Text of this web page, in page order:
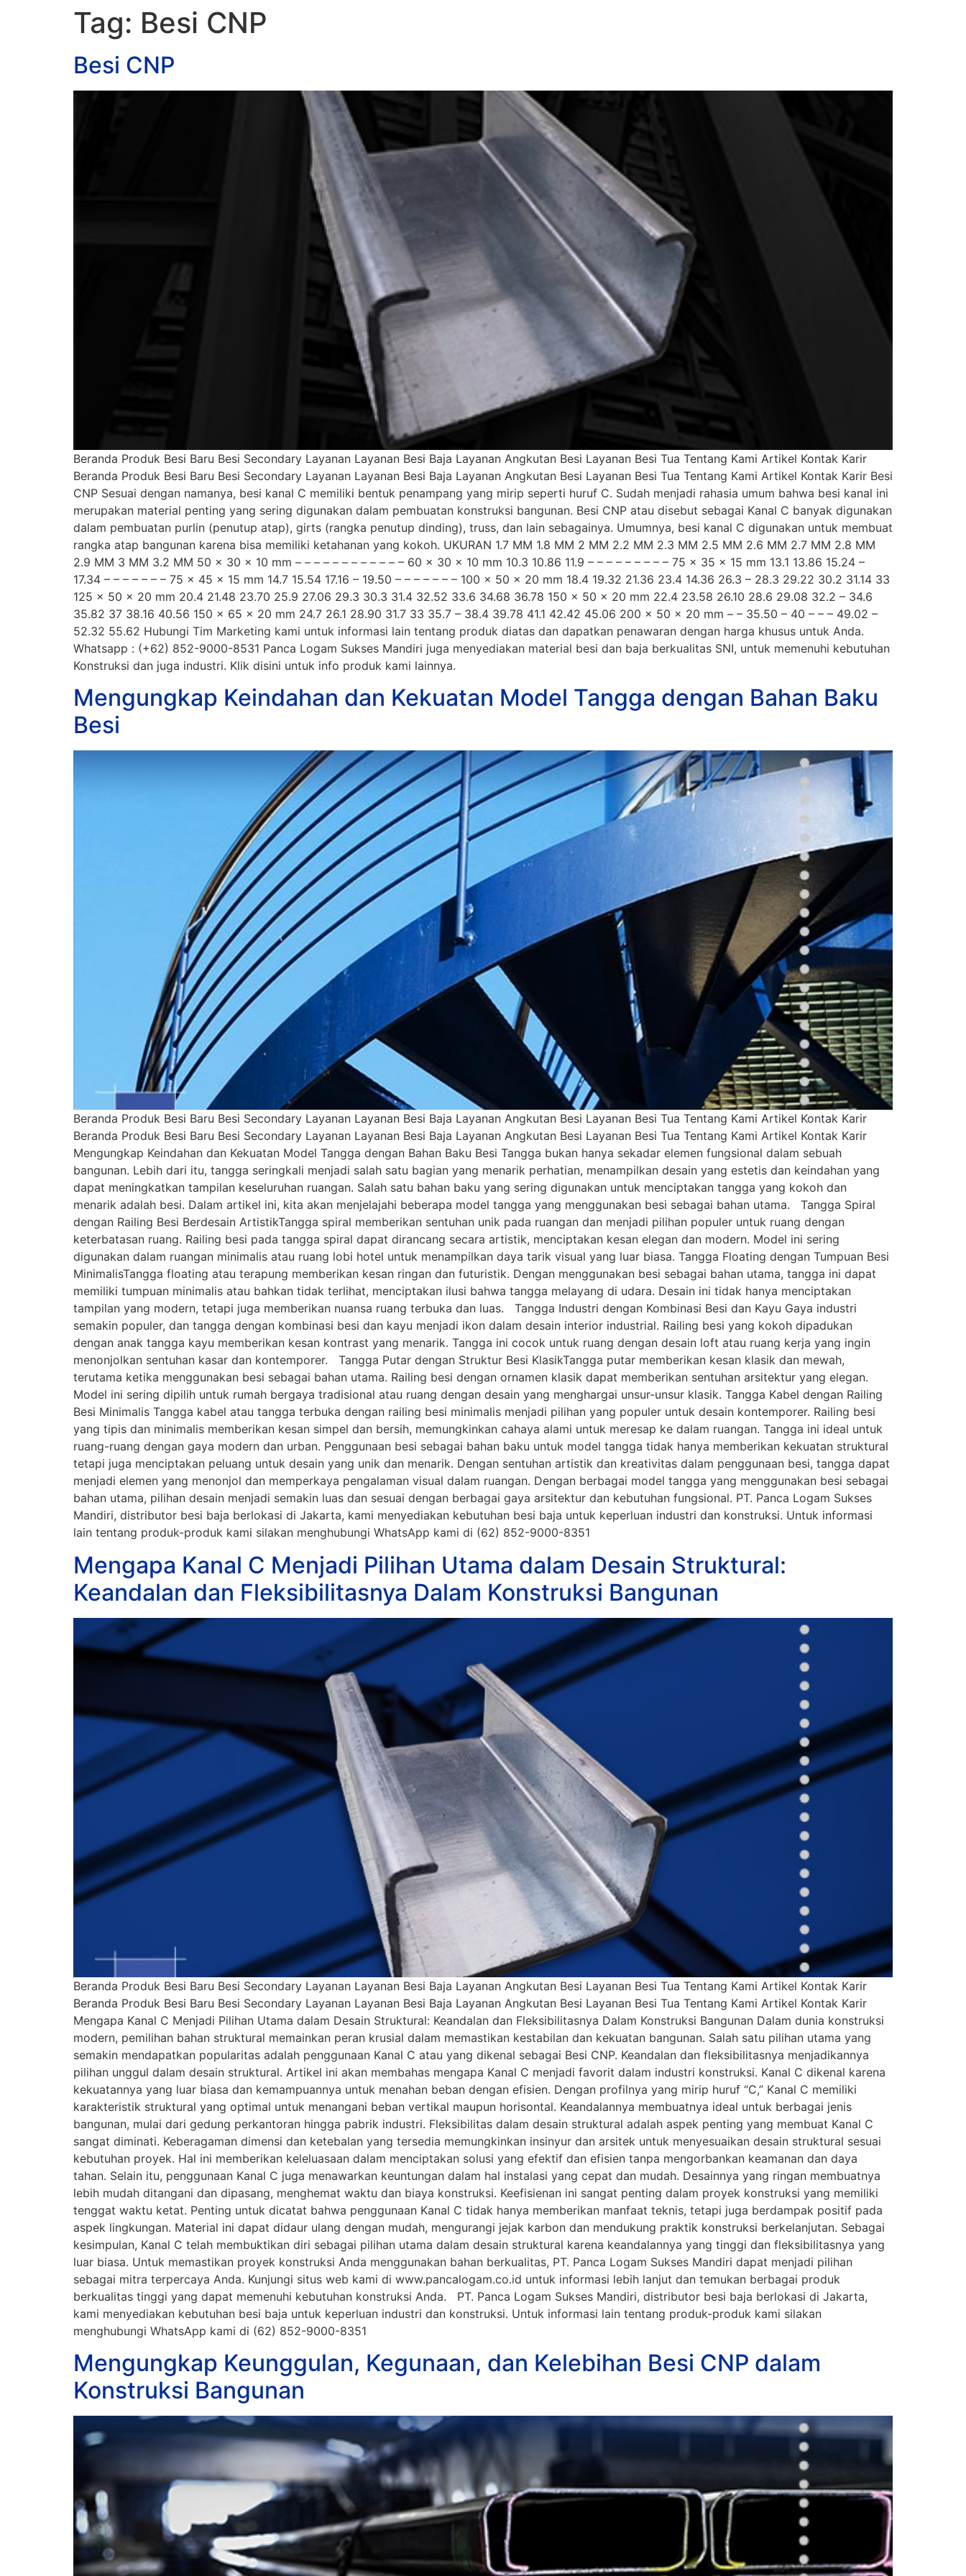
Tag: Besi CNP
Besi CNP
Beranda Produk Besi Baru Besi Secondary Layanan Layanan Besi Baja Layanan Angkutan Besi Layanan Besi Tua Tentang Kami Artikel Kontak Karir
Beranda Produk Besi Baru Besi Secondary Layanan Layanan Besi Baja Layanan Angkutan Besi Layanan Besi Tua Tentang Kami Artikel Kontak Karir Besi
CNP Sesuai dengan namanya, besi kanal C memiliki bentuk penampang yang mirip seperti huruf C. Sudah menjadi rahasia umum bahwa besi kanal ini
merupakan material penting yang sering digunakan dalam pembuatan konstruksi bangunan. Besi CNP atau disebut sebagai Kanal C banyak digunakan
dalam pembuatan purlin (penutup atap), girts (rangka penutup dinding), truss, dan lain sebagainya. Umumnya, besi kanal C digunakan untuk membuat
rangka atap bangunan karena bisa memiliki ketahanan yang kokoh. UKURAN 1.7 MM 1.8 MM 2 MM 2.2 MM 2.3 MM 2.5 MM 2.6 MM 2.7 MM 2.8 MM
2.9 MM 3 MM 3.2 MM 50 x 30 x 10 mm – – – – – – – – – – – – 60 x 30 x 10 mm 10.3 10.86 11.9 – – – – – – – – – 75 x 35 x 15 mm 13.1 13.86 15.24 –
17.34 – – – – – – – 75 x 45 x 15 mm 14.7 15.54 17.16 – 19.50 – – – – – – – 100 x 50 x 20 mm 18.4 19.32 21.36 23.4 14.36 26.3 – 28.3 29.22 30.2 31.14 33
125 x 50 x 20 mm 20.4 21.48 23.70 25.9 27.06 29.3 30.3 31.4 32.52 33.6 34.68 36.78 150 x 50 x 20 mm 22.4 23.58 26.10 28.6 29.08 32.2 – 34.6
35.82 37 38.16 40.56 150 x 65 x 20 mm 24.7 26.1 28.90 31.7 33 35.7 – 38.4 39.78 41.1 42.42 45.06 200 x 50 x 20 mm – – 35.50 – 40 – – – 49.02 –
52.32 55.62 Hubungi Tim Marketing kami untuk informasi lain tentang produk diatas dan dapatkan penawaran dengan harga khusus untuk Anda.
Whatsapp : (+62) 852-9000-8531 Panca Logam Sukses Mandiri juga menyediakan material besi dan baja berkualitas SNI, untuk memenuhi kebutuhan
Konstruksi dan juga industri. Klik disini untuk info produk kami lainnya.
Mengungkap Keindahan dan Kekuatan Model Tangga dengan Bahan Baku
Besi
Beranda Produk Besi Baru Besi Secondary Layanan Layanan Besi Baja Layanan Angkutan Besi Layanan Besi Tua Tentang Kami Artikel Kontak Karir
Beranda Produk Besi Baru Besi Secondary Layanan Layanan Besi Baja Layanan Angkutan Besi Layanan Besi Tua Tentang Kami Artikel Kontak Karir
Mengungkap Keindahan dan Kekuatan Model Tangga dengan Bahan Baku Besi Tangga bukan hanya sekadar elemen fungsional dalam sebuah
bangunan. Lebih dari itu, tangga seringkali menjadi salah satu bagian yang menarik perhatian, menampilkan desain yang estetis dan keindahan yang
dapat meningkatkan tampilan keseluruhan ruangan. Salah satu bahan baku yang sering digunakan untuk menciptakan tangga yang kokoh dan
menarik adalah besi. Dalam artikel ini, kita akan menjelajahi beberapa model tangga yang menggunakan besi sebagai bahan utama. Tangga Spiral
dengan Railing Besi Berdesain ArtistikTangga spiral memberikan sentuhan unik pada ruangan dan menjadi pilihan populer untuk ruang dengan
keterbatasan ruang. Railing besi pada tangga spiral dapat dirancang secara artistik, menciptakan kesan elegan dan modern. Model ini sering
digunakan dalam ruangan minimalis atau ruang lobi hotel untuk menampilkan daya tarik visual yang luar biasa. Tangga Floating dengan Tumpuan Besi
MinimalisTangga floating atau terapung memberikan kesan ringan dan futuristik. Dengan menggunakan besi sebagai bahan utama, tangga ini dapat
memiliki tumpuan minimalis atau bahkan tidak terlihat, menciptakan ilusi bahwa tangga melayang di udara. Desain ini tidak hanya menciptakan
tampilan yang modern, tetapi juga memberikan nuansa ruang terbuka dan luas. Tangga Industri dengan Kombinasi Besi dan Kayu Gaya industri
semakin populer, dan tangga dengan kombinasi besi dan kayu menjadi ikon dalam desain interior industrial. Railing besi yang kokoh dipadukan
dengan anak tangga kayu memberikan kesan kontrast yang menarik. Tangga ini cocok untuk ruang dengan desain loft atau ruang kerja yang ingin
menonjolkan sentuhan kasar dan kontemporer. Tangga Putar dengan Struktur Besi KlasikTangga putar memberikan kesan klasik dan mewah,
terutama ketika menggunakan besi sebagai bahan utama. Railing besi dengan ornamen klasik dapat memberikan sentuhan arsitektur yang elegan.
Model ini sering dipilih untuk rumah bergaya tradisional atau ruang dengan desain yang menghargai unsur-unsur klasik. Tangga Kabel dengan Railing
Besi Minimalis Tangga kabel atau tangga terbuka dengan railing besi minimalis menjadi pilihan yang populer untuk desain kontemporer. Railing besi
yang tipis dan minimalis memberikan kesan simpel dan bersih, memungkinkan cahaya alami untuk meresap ke dalam ruangan. Tangga ini ideal untuk
ruang-ruang dengan gaya modern dan urban. Penggunaan besi sebagai bahan baku untuk model tangga tidak hanya memberikan kekuatan struktural
tetapi juga menciptakan peluang untuk desain yang unik dan menarik. Dengan sentuhan artistik dan kreativitas dalam penggunaan besi, tangga dapat
menjadi elemen yang menonjol dan memperkaya pengalaman visual dalam ruangan. Dengan berbagai model tangga yang menggunakan besi sebagai
bahan utama, pilihan desain menjadi semakin luas dan sesuai dengan berbagai gaya arsitektur dan kebutuhan fungsional. PT. Panca Logam Sukses
Mandiri, distributor besi baja berlokasi di Jakarta, kami menyediakan kebutuhan besi baja untuk keperluan industri dan konstruksi. Untuk informasi
lain tentang produk-produk kami silakan menghubungi WhatsApp kami di (62) 852-9000-8351
Mengapa Kanal C Menjadi Pilihan Utama dalam Desain Struktural:
Keandalan dan Fleksibilitasnya Dalam Konstruksi Bangunan
Beranda Produk Besi Baru Besi Secondary Layanan Layanan Besi Baja Layanan Angkutan Besi Layanan Besi Tua Tentang Kami Artikel Kontak Karir
Beranda Produk Besi Baru Besi Secondary Layanan Layanan Besi Baja Layanan Angkutan Besi Layanan Besi Tua Tentang Kami Artikel Kontak Karir
Mengapa Kanal C Menjadi Pilihan Utama dalam Desain Struktural: Keandalan dan Fleksibilitasnya Dalam Konstruksi Bangunan Dalam dunia konstruksi
modern, pemilihan bahan struktural memainkan peran krusial dalam memastikan kestabilan dan kekuatan bangunan. Salah satu pilihan utama yang
semakin mendapatkan popularitas adalah penggunaan Kanal C atau yang dikenal sebagai Besi CNP. Keandalan dan fleksibilitasnya menjadikannya
pilihan unggul dalam desain struktural. Artikel ini akan membahas mengapa Kanal C menjadi favorit dalam industri konstruksi. Kanal C dikenal karena
kekuatannya yang luar biasa dan kemampuannya untuk menahan beban dengan efisien. Dengan profilnya yang mirip huruf “C,” Kanal C memiliki
karakteristik struktural yang optimal untuk menangani beban vertikal maupun horisontal. Keandalannya membuatnya ideal untuk berbagai jenis
bangunan, mulai dari gedung perkantoran hingga pabrik industri. Fleksibilitas dalam desain struktural adalah aspek penting yang membuat Kanal C
sangat diminati. Keberagaman dimensi dan ketebalan yang tersedia memungkinkan insinyur dan arsitek untuk menyesuaikan desain struktural sesuai
kebutuhan proyek. Hal ini memberikan keleluasaan dalam menciptakan solusi yang efektif dan efisien tanpa mengorbankan keamanan dan daya
tahan. Selain itu, penggunaan Kanal C juga menawarkan keuntungan dalam hal instalasi yang cepat dan mudah. Desainnya yang ringan membuatnya
lebih mudah ditangani dan dipasang, menghemat waktu dan biaya konstruksi. Keefisienan ini sangat penting dalam proyek konstruksi yang memiliki
tenggat waktu ketat. Penting untuk dicatat bahwa penggunaan Kanal C tidak hanya memberikan manfaat teknis, tetapi juga berdampak positif pada
aspek lingkungan. Material ini dapat didaur ulang dengan mudah, mengurangi jejak karbon dan mendukung praktik konstruksi berkelanjutan. Sebagai
kesimpulan, Kanal C telah membuktikan diri sebagai pilihan utama dalam desain struktural karena keandalannya yang tinggi dan fleksibilitasnya yang
luar biasa. Untuk memastikan proyek konstruksi Anda menggunakan bahan berkualitas, PT. Panca Logam Sukses Mandiri dapat menjadi pilihan
sebagai mitra terpercaya Anda. Kunjungi situs web kami di www.pancalogam.co.id untuk informasi lebih lanjut dan temukan berbagai produk
berkualitas tinggi yang dapat memenuhi kebutuhan konstruksi Anda. PT. Panca Logam Sukses Mandiri, distributor besi baja berlokasi di Jakarta,
kami menyediakan kebutuhan besi baja untuk keperluan industri dan konstruksi. Untuk informasi lain tentang produk-produk kami silakan
menghubungi WhatsApp kami di (62) 852-9000-8351
Mengungkap Keunggulan, Kegunaan, dan Kelebihan Besi CNP dalam
Konstruksi Bangunan